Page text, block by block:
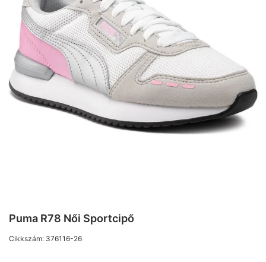
Puma R78 Női Sportcipő
Cikkszám: 376116-26